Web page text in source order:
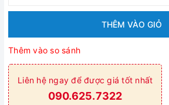
THÊM VÀO GIỎ
Thêm vào so sánh
Liên hệ ngay để được giá tốt nhất
090.625.7322